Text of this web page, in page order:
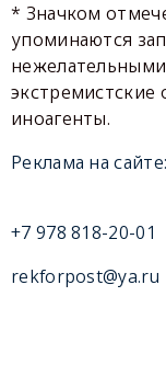
* Значком
упоминаются
экстремистские
иноагенты.
Реклама на сайте:
+7 978 818-20-01
rekforpost@ya.ru